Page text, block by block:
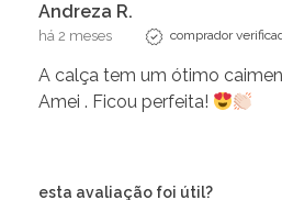
Andreza R.
há 2 meses comprador
A calça tem um ótimo
Amei . Ficou perfeita!
esta avaliação foi útil?